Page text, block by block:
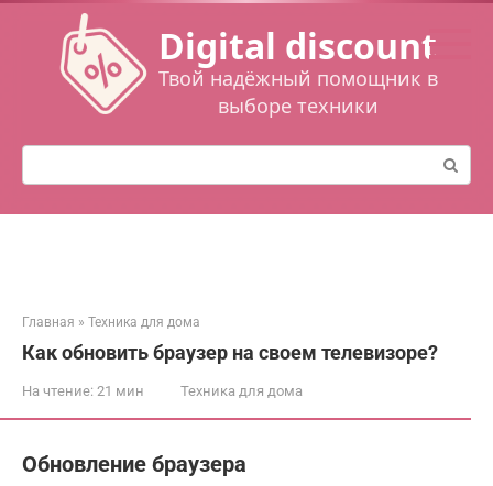
Перейти
контенту
Digital discount
Твой надёжный помощник в
выборе техники
Поиск:
Главная » Техника для дома
Как обновить браузер на своем телевизоре?
На чтение: 21 мин Техника для дома
Обновление браузера